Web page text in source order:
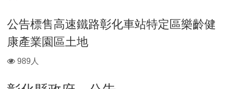
公告標售高速鐵路彰化車站特定區樂齡健
康產業園區土地
瀏
人
989人